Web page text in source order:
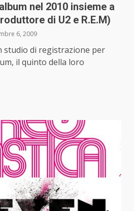
nel 2010 insieme a
di U2 e R.E.M)
6, 2009
studio di registrazione per
il quinto della loro